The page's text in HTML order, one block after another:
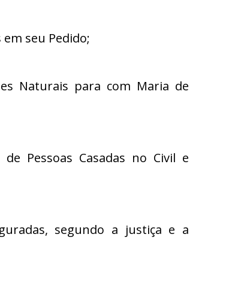
em seu Pedido;
Naturais para com Maria de
Pessoas Casadas no Civil e
segundo a justiça e a